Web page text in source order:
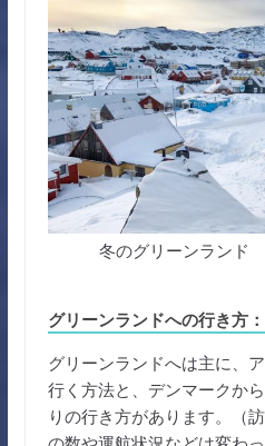
冬のグリーンランド
グリーンランドへの行き方：
グリーンランドへは主に、
行く方法と、デンマークか
りの行き方があります。（